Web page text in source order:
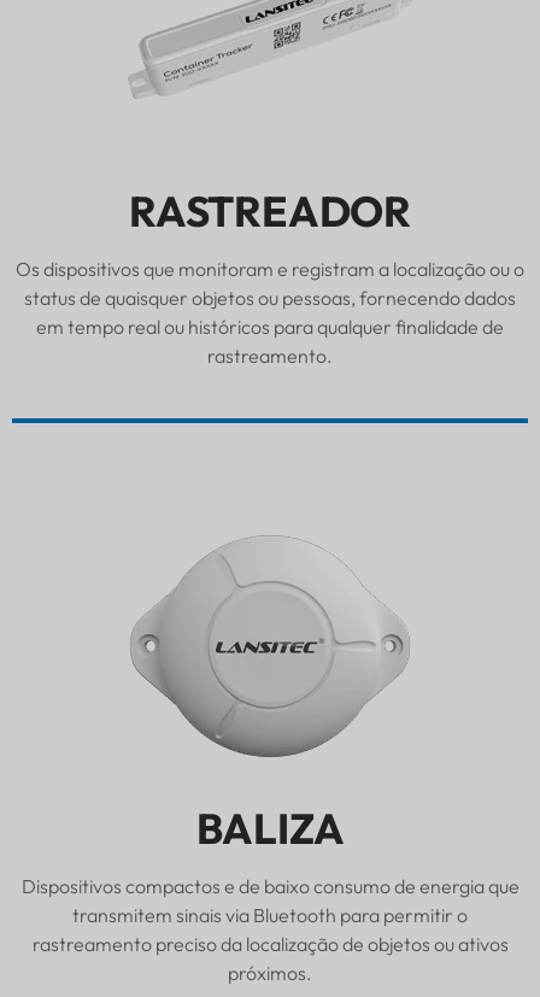
RASTREADOR
Os dispositivos que monitoram e registram a localização ou o
status de quaisquer objetos ou pessoas, fornecendo dados
em tempo real ou históricos para qualquer finalidade de
rastreamento.
BALIZA
Dispositivos compactos e de baixo consumo de energia que
transmitem sinais via Bluetooth para permitir o
rastreamento preciso da localização de objetos ou ativos
próximos.